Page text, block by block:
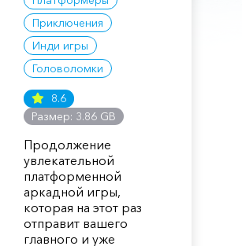
Приключения
Инди игры
Головоломки
8.6
Размер: 3.86 GB
Продолжение
увлекательной
платформенной
аркадной игры,
которая на этот раз
отправит вашего
главного и уже